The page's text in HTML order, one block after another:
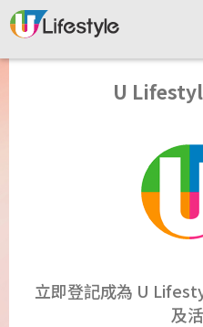
U
立即登記成為 U
及